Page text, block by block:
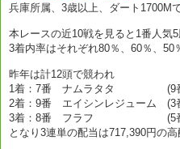
兵庫所属、3歳以上、ダート1700Mで
本レースの近10戦を見ると1番人気
3着内率はそれぞれ80％、60％、50
昨年は計12頭で競われ
1着：7番 ナムラタタ (9番人
2着：9番 エイシンレジューム (3
3着：8番 フラフ (5番人気
となり3連単の配当は717,390円の高